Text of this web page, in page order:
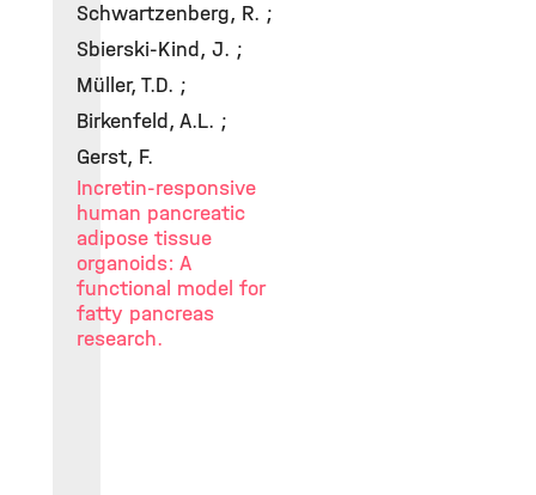
Schwartzenberg, R. ;
Sbierski-Kind, J. ;
Müller, T.D. ;
Birkenfeld, A.L. ;
Gerst, F.
Incretin-responsive
human pancreatic
adipose tissue
organoids: A
functional model for
fatty pancreas
research.